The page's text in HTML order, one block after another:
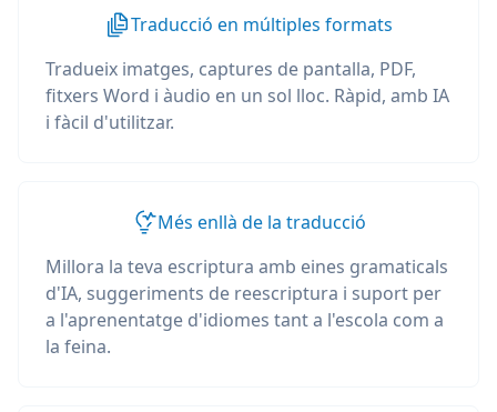
Traducció en múltiples formats
Tradueix imatges, captures de pantalla, PDF,
fitxers Word i àudio en un sol lloc. Ràpid, amb IA
i fàcil d'utilitzar.
Més enllà de la traducció
Millora la teva escriptura amb eines gramaticals
d'IA, suggeriments de reescriptura i suport per
a l'aprenentatge d'idiomes tant a l'escola com a
la feina.